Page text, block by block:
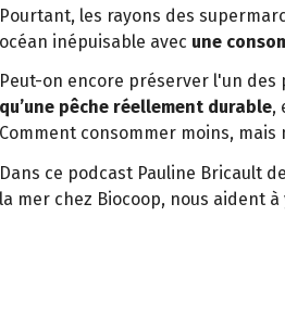
Pourtant, les rayons des
océan inépuisable avec une
Peut-on encore préserver l'un
qu’une pêche réellement durable,
Comment consommer moins, mais
Dans ce podcast Pauline Bricault
la mer chez Biocoop, nous aident